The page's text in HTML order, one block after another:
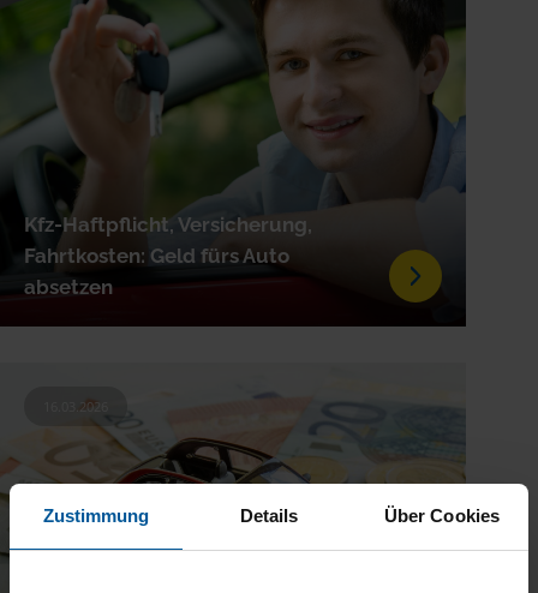
Zustimmung Details Über Cookies
Kfz-Haftpflicht, Versicherung,
Fahrtkosten: Geld fürs Auto
absetzen
16.03.2026